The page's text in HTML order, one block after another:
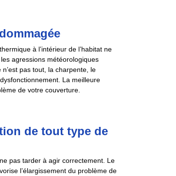
à l’intérieur de l’habitat ne
agressions météorologiques
pas tout, la charpente, le
La meilleure
de votre couverture.
de tout type de
pas tarder à agir correctement. Le
l’élargissement du problème de